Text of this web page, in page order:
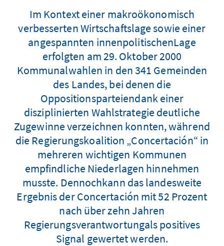
Im Kontext einer makroökonomisch
verbesserten Wirtschaftslage sowie einer
angespannten innenpolitischenLage
erfolgten am 29. Oktober 2000
Kommunalwahlen in den 341 Gemeinden
des Landes, bei denen die
Oppositionsparteiendank einer
disziplinierten Wahlstrategie deutliche
Zugewinne verzeichnen konnten, während
die Regierungskoalition „Concertación“ in
mehreren wichtigen Kommunen
empfindliche Niederlagen hinnehmen
musste. Dennochkann das landesweite
Ergebnis der Concertación mit 52 Prozent
nach über zehn Jahren
Regierungsverantwortungals positives
Signal gewertet werden.